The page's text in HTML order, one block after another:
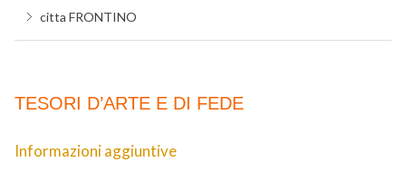
citta FRONTINO
TESORI D’ARTE E DI FEDE
Informazioni aggiuntive